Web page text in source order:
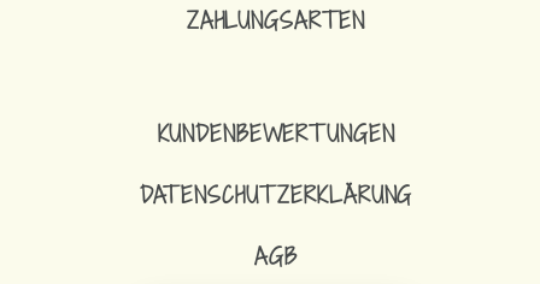
ZAHLUNGSARTEN
KUNDENBEWERTUNGEN
DATENSCHUTZERKLÄRUNG
AGB